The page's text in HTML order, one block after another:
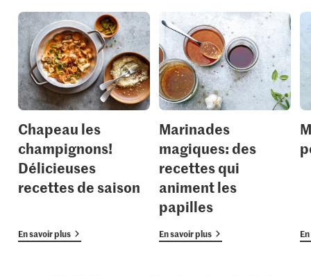
Chapeau les
champignons!
Délicieuses
recettes de saison
En savoir plus
Marinades
magiques: des
recettes qui
animent les
papilles
En savoir plus